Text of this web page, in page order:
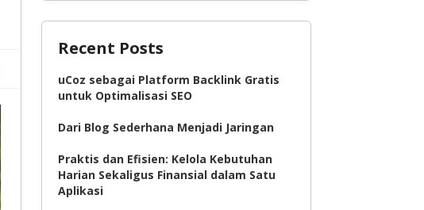
Recent Posts
uCoz sebagai Platform Backlink Gratis
untuk Optimalisasi SEO
Dari Blog Sederhana Menjadi Jaringan
Praktis dan Efisien: Kelola Kebutuhan
Harian Sekaligus Finansial dalam Satu
Aplikasi